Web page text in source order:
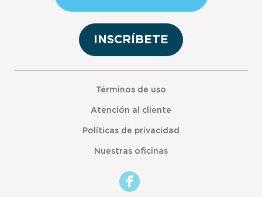
INSCRÍBETE
Términos de uso
Atención al cliente
Políticas de privacidad
Nuestras oficinas